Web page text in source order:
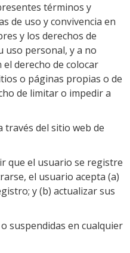
términos y
de uso y convivencia en
y los derechos de
uso personal, y a no
derecho de colocar
o páginas propias o de
de limitar o impedir a
del sitio web de
que el usuario se registre
el usuario acepta (a)
y (b) actualizar sus
suspendidas en cualquier